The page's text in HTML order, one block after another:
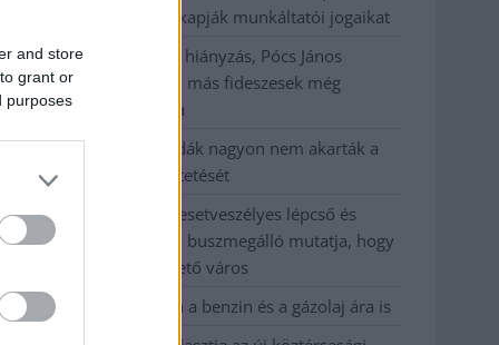
and store
grant or
purposes
iskolaigazgatók visszakapják munkáltatói jogaikat
Sok volt az igazolatlan hiányzás, Pócs János
fizetéslevonást kapott, más fideszesek még
kevesebbet vittek haza
A Szolnok megyei gazdák nagyon nem akarták a
JÉGER további üzemeltetését
Csendélet 5.0: alig balesetveszélyes lépcső és
remek állapotban levő buszmegálló mutatja, hogy
Szolnok mennyire élhető város
Pénteken újra csökken a benzin és a gázolaj ára is